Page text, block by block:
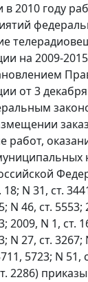
2010 году
на 2009-
от 3 декабря
18; N 31, ст.
N 46, ст. 5553;
2009, N 1, ст.
N 27, ст. 3267;
5723; N 51,
2286)